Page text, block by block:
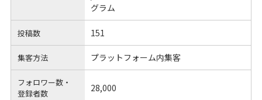
グラム
投稿数 151
集客方法 プラットフォーム内集客
フォロワー数・
登録者数
28,000